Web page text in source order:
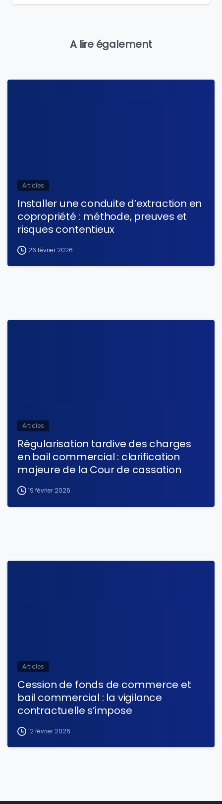
A lire également
Articles
Installer une conduite d’extraction en
copropriété : méthode, preuves et
risques contentieux
26 février 2026
Articles
Régularisation tardive des charges
en bail commercial : clarification
majeure de la Cour de cassation
19 février 2026
Articles
Cession de fonds de commerce et
bail commercial : la vigilance
contractuelle s’impose
12 février 2026